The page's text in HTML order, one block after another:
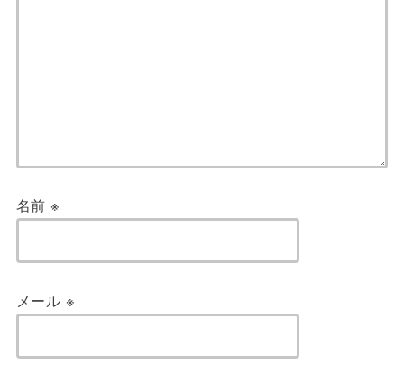
名前※
メール ※